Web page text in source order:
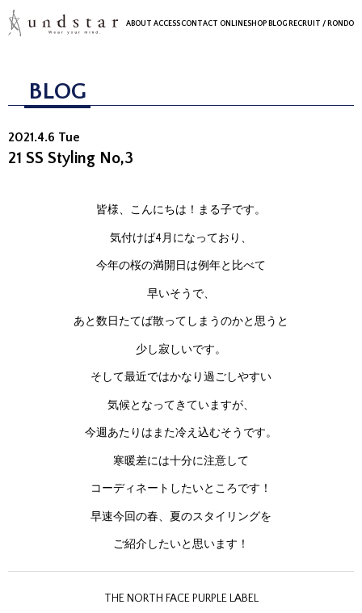
ABOUT ACCESSCONTACT ONLINESHOP BLOG RECRUIT / RONDO
BLOG
2021.4.6 Tue
21 SS Styling No,3
皆様、こんにちは！まる子です。
気付けば4月になっており、
今年の桜の満開日は例年と比べて
早いそうで、
あと数日たてば散ってしまうのかと思うと
少し寂しいです。
そして最近ではかなり過ごしやすい
気候となってきていますが、
今週あたりはまた冷え込むそうです。
寒暖差には十分に注意して
コーディネートしたいところです！
早速今回の春、夏のスタイリングを
ご紹介したいと思います！
THE NORTH FACE PURPLE LABEL